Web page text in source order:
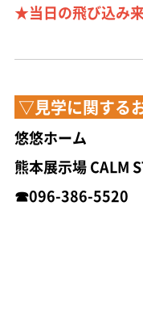
★当日の飛び込み
▽見学に関する
悠悠ホーム
熊本展示場 CALM
☎096-386-5520